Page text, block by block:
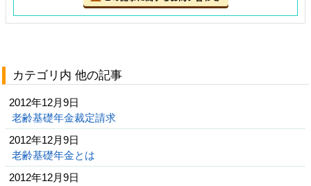
カテゴリ内 他の記事
2012年12月9日
老齢基礎年金裁定請求
2012年12月9日
老齢基礎年金とは
2012年12月9日